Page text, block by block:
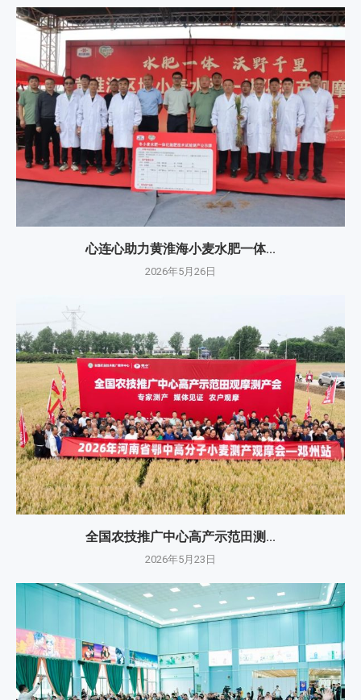
心连心助力黄淮海小麦水肥一体...
2026年5月26日
全国农技推广中心高产示范田测...
2026年5月23日